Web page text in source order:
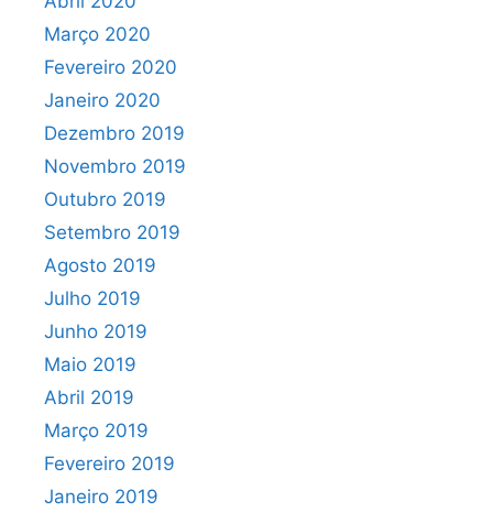
Março 2020
Fevereiro 2020
Janeiro 2020
Dezembro 2019
Novembro 2019
Outubro 2019
Setembro 2019
Agosto 2019
Julho 2019
Junho 2019
Maio 2019
Abril 2019
Março 2019
Fevereiro 2019
Janeiro 2019